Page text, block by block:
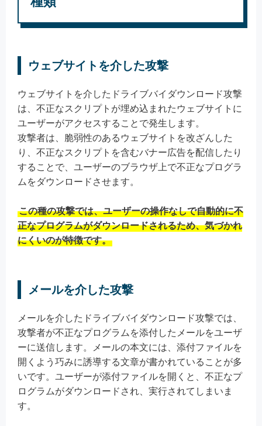
ウェブサイトを介した攻撃
ウェブサイトを介したドライブバイダウンロード攻撃
は、不正なスクリプトが埋め込まれたウェブサイトに
ユーザーがアクセスすることで発生します。
攻撃者は、脆弱性のあるウェブサイトを改ざんした
り、不正なスクリプトを含むバナー広告を配信したり
することで、ユーザーのブラウザ上で不正なプログラ
ムをダウンロードさせます。
この種の攻撃では、ユーザーの操作なしで自動的に不
正なプログラムがダウンロードされるため、気づかれ
にくいのが特徴です。
メールを介した攻撃
メールを介したドライブバイダウンロード攻撃では、
攻撃者が不正なプログラムを添付したメールをユーザ
ーに送信します。メールの本文には、添付ファイルを
開くよう巧みに誘導する文章が書かれていることが多
いです。ユーザーが添付ファイルを開くと、不正なプ
ログラムがダウンロードされ、実行されてしまいま
す。